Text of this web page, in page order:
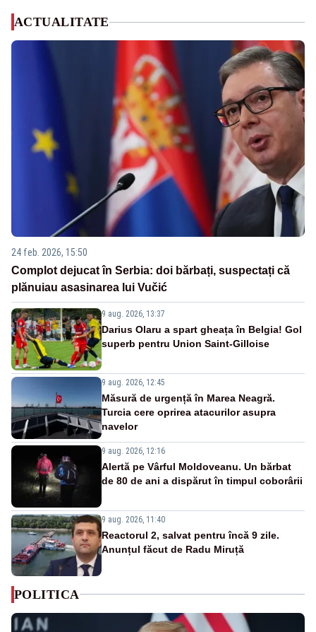
ACTUALITATE
24 feb. 2026, 15:50
Complot dejucat în Serbia: doi bărbați, suspectați că
plănuiau asasinarea lui Vučić
9 aug. 2026, 13:37
Darius Olaru a spart gheața în Belgia! Gol
superb pentru Union Saint-Gilloise
9 aug. 2026, 12:45
Măsură de urgență în Marea Neagră.
Turcia cere oprirea atacurilor asupra
navelor
9 aug. 2026, 12:16
Alertă pe Vârful Moldoveanu. Un bărbat
de 80 de ani a dispărut în timpul coborârii
9 aug. 2026, 11:40
Reactorul 2, salvat pentru încă 9 zile.
Anunțul făcut de Radu Miruță
POLITICA